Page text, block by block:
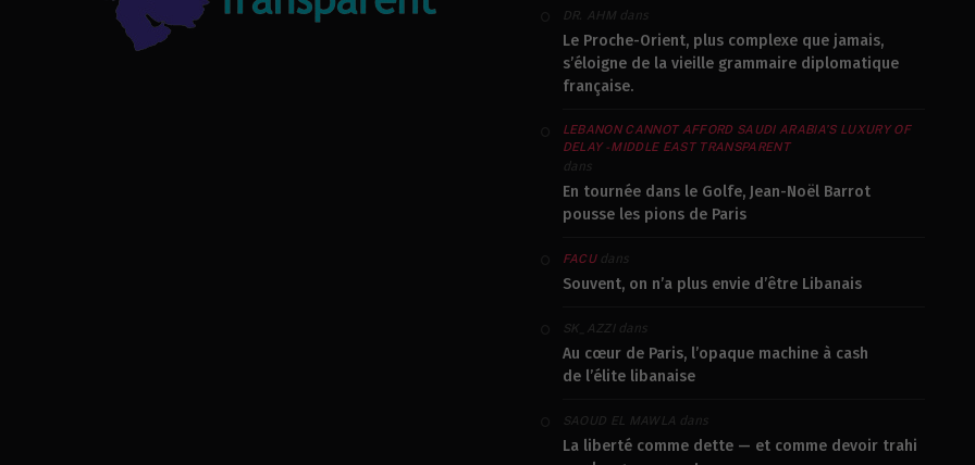
DR. AHMdans
Le Proche-Orient, plus complexe que jamais,
s’éloigne de la vieille grammaire diplomatique
française.
LEBANON CANNOT AFFORD SAUDI ARABIA’S LUXURY OF
DELAY - MIDDLE EAST TRANSPARENT
dans
En tournée dans le Golfe, Jean-Noël Barrot
pousse les pions de Paris
FACUdans
Souvent, on n’a plus envie d’être Libanais
SK_AZZIdans
Au cœur de Paris, l’opaque machine à cash
de l’élite libanaise
SAOUD EL MAWLA dans
La liberté comme dette — et comme devoir trahi